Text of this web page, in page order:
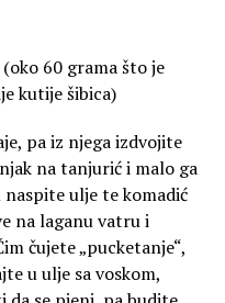
60 grama što je
kutije šibica)
pa iz njega izdvojite
na tanjurić i malo ga
ulje te komadić
na laganu vatru i
čujete „pucketanje“,
u ulje sa voskom,